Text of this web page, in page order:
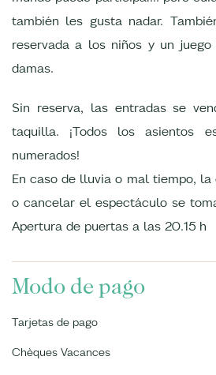
también les gusta nadar.
reservada a los niños y un
damas.
Sin reserva, las entradas se
taquilla. ¡Todos los asientos
numerados!
En caso de lluvia o mal tiempo,
o cancelar el espectáculo se
Apertura de puertas a las 20.15 h
Modo de pago
Tarjetas de pago
Chèques Vacances